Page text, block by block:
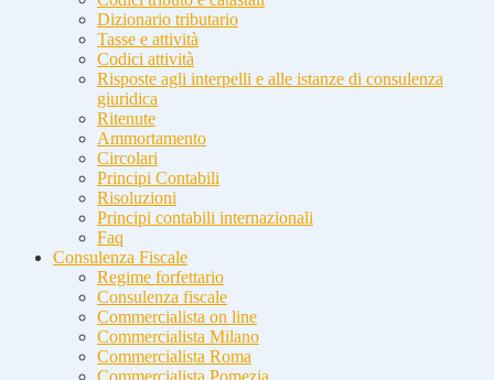
Dizionario tributario
Tasse e attività
Codici attività
Risposte agli interpelli e alle istanze di consulenza
giuridica
Ritenute
Ammortamento
Circolari
Principi Contabili
Risoluzioni
Principi contabili internazionali
Faq
Consulenza Fiscale
Regime forfettario
Consulenza fiscale
Commercialista on line
Commercialista Milano
Commercialista Roma
Commercialista Pomezia